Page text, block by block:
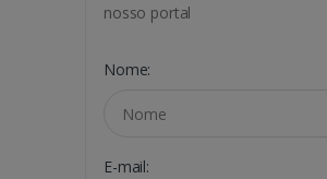
nosso portal
Nome:
E-mail: